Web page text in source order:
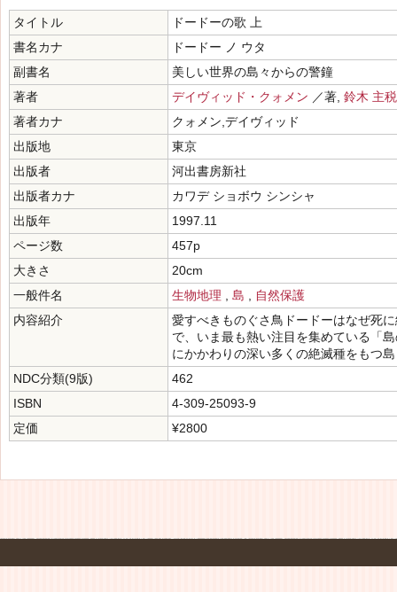
タイトル
ドードーの歌 上
書名カナ
ドードー ノ ウタ
副書名
美しい世界の島々からの警鐘
著者
デイヴィッド・クォメン ／著, 鈴木 主税
著者カナ
クォメン,デイヴィッド
出版地
東京
出版者
河出書房新社
出版者カナ
カワデ ショボウ シンシャ
出版年
1997.11
ページ数
457p
大きさ
20cm
一般件名
生物地理 島
自然保護
内容紹介
愛すべきものぐさ鳥ドードーはなぜ死
で、いま最も熱い注目を集めている「
にかかわりの深い多くの絶滅種をもつ
NDC分類(9版)
462
ISBN
4-309-25093-9
定価
¥2800